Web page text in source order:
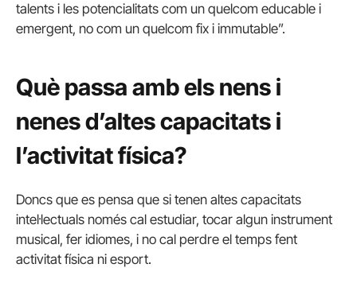
talents i les potencialitats com un quelcom educable i
emergent, no com un quelcom fix i immutable”.
Què passa amb els nens i
nenes d’altes capacitats i
l’activitat física?
Doncs que es pensa que si tenen altes capacitats
intel·lectuals només cal estudiar, tocar algun instrument
musical, fer idiomes, i no cal perdre el temps fent
activitat física ni esport.